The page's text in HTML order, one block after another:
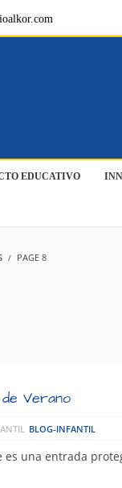
EDUCATIVO
PAGE 8
Verano
BLOG-INFANTIL
es una entrada